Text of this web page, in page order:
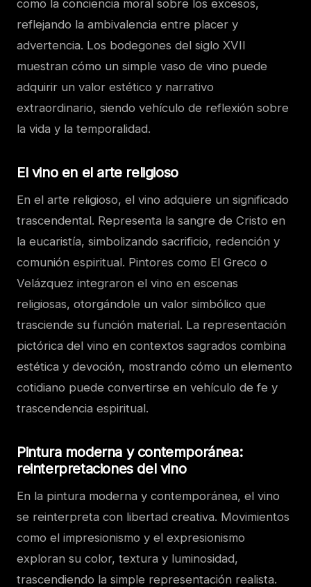
como la conciencia moral sobre los excesos,
reflejando la ambivalencia entre placer y
advertencia. Los bodegones del siglo XVII
muestran cómo un simple vaso de vino puede
adquirir un valor estético y narrativo
extraordinario, siendo vehículo de reflexión sobre
la vida y la temporalidad.
El vino en el arte religioso
En el arte religioso, el vino adquiere un significado
trascendental. Representa la sangre de Cristo en
la eucaristía, simbolizando sacrificio, redención y
comunión espiritual. Pintores como El Greco o
Velázquez integraron el vino en escenas
religiosas, otorgándole un valor simbólico que
trasciende su función material. La representación
pictórica del vino en contextos sagrados combina
estética y devoción, mostrando cómo un elemento
cotidiano puede convertirse en vehículo de fe y
trascendencia espiritual.
Pintura moderna y contemporánea:
reinterpretaciones del vino
En la pintura moderna y contemporánea, el vino
se reinterpreta con libertad creativa. Movimientos
como el impresionismo y el expresionismo
exploran su color, textura y luminosidad,
trascendiendo la simple representación realista.